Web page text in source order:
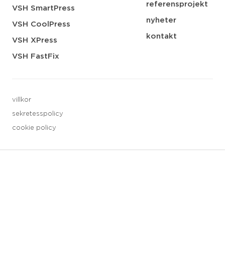
VSH SmartPress
VSH CoolPress
VSH XPress
VSH FastFix
referensprojekt
nyheter
kontakt
villkor
sekretesspolicy
cookie policy